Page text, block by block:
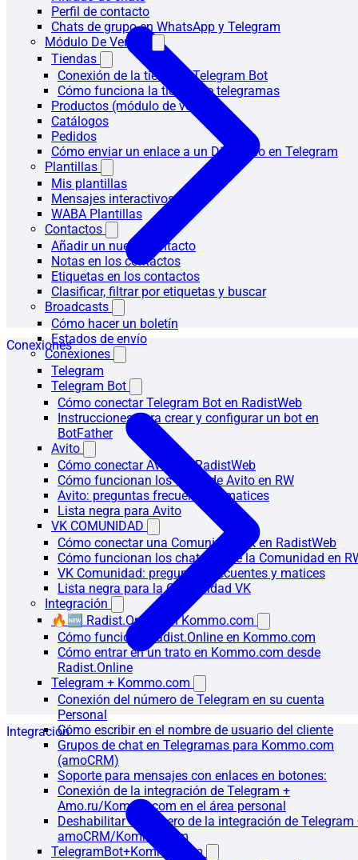
Perfil de contacto
Chats de grupo en WhatsApp y Telegram
Módulo De Ventas
Tiendas
Conexión de la tienda a Telegram Bot
Cómo funciona la tienda de telegramas
Productos (módulo de ventas)
Catálogos
Pedidos
Cómo enviar un enlace a un Directorio en Telegram
Plantillas
Mis plantillas
Mensajes interactivos
WABA Plantillas
Contactos
Añadir un nuevo contacto
Notas en los contactos
Etiquetas en los contactos
Clasificar, filtrar por etiquetas y buscar
Broadcasts
Cómo hacer un boletín
Estados de envío
Conexiones
Telegram
Telegram Bot
Cómo conectar Telegram Bot en RadistWeb
Instrucciones para crear y configurar un bot en
BotFather
Avito
Cómo conectar Avito en RadistWeb
Cómo funcionan los chats de Avito en RW
Avito: preguntas frecuentes y matices
Lista negra para Avito
VK COMUNIDAD
Cómo conectar una Comunidad VK en RadistWeb
Cómo funcionan los chats VK de la Comunidad en
VK Comunidad: preguntas frecuentes y matices
Lista negra para la Comunidad VK
Integración
🔥🆕 Radist.Online en Kommo.com
Cómo funciona Radist.Online en Kommo.com
Cómo entrar en un trato en Kommo.com desde
Radist.Online
Telegram + Kommo.com
Conexión del número de Telegram en su cuenta
Personal
Cómo escribir en el nombre de usuario del cliente
Grupos de chat en Telegramas para Kommo.com
(amoCRM)
Soporte para mensajes con enlaces en botones:
Conexión de la integración de Telegram +
Amo.ru/Kommo.com en el área personal
Deshabilitar el número de la integración de Telegram
amoCRM/Kommo.com
TelegramBot+Kommo.com
Conexiones
Integración